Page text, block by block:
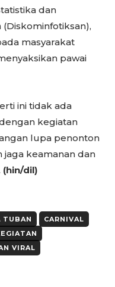
dan
masyarakat
pawai
ini tidak ada
kegiatan
lupa penonton
jaga keamanan dan
(hin/dil)
TUBAN
CARNIVAL
VIRAL